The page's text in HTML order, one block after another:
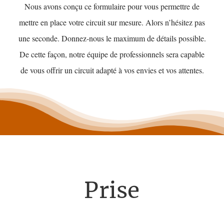
Nous avons conçu ce formulaire pour vous permettre de
mettre en place votre circuit sur mesure. Alors n’hésitez pas
une seconde. Donnez-nous le maximum de détails possible.
De cette façon, notre équipe de professionnels sera capable
de vous offrir un circuit adapté à vos envies et vos attentes.
Prise